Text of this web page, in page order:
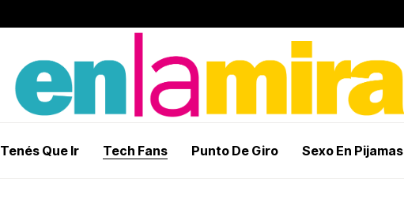
Tenés Que Ir Tech Fans Punto De Giro Sexo En Pijamas